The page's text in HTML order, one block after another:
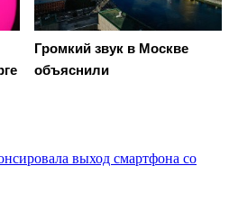
Громкий звук в Москве
объяснили
выход смартфона со